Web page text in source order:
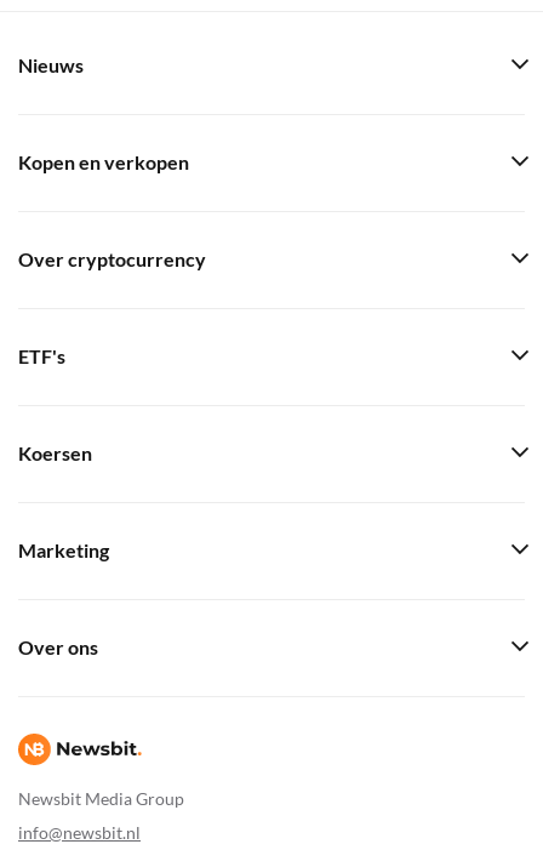
Newsbit Media Group
info@newsbit.nl
Nieuws
Kopen en verkopen
Over cryptocurrency
ETF's
Koersen
Marketing
Over ons